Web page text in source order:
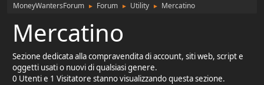
MoneyWantersForum ► Forum ► Utility ► Mercatino
Mercatino
Sezione dedicata alla compravendita di account, siti web, script e
oggetti usati o nuovi di qualsiasi genere.
0 Utenti e 1 Visitatore stanno visualizzando questa sezione.